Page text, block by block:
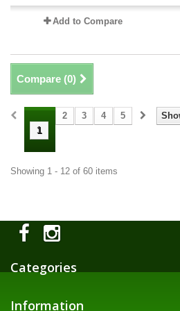
Add to Compare
Compare (0)
1
2 3 4 5
Showing 1 - 12 of 60 items
Categories
Information